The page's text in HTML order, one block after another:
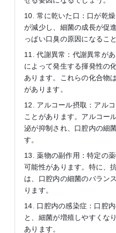
10. 常に乾いた口：口が乾
が減少し、細菌の成長が促
っぱい口臭の原因になるこ
11. 代謝異常：代謝異常が
によって発生する揮発性の
あります。これらの化合物
があります。
12. アルコール摂取：アル
ことがあります。アルコー
泌が抑制され、口腔内の細
す。
13. 薬物の副作用：特定の
可能性があります。特に、
は、口腔内の細菌のバラン
ります。
14. 口腔内の感染症：口腔
と、細菌が増殖しやすくな
あります。